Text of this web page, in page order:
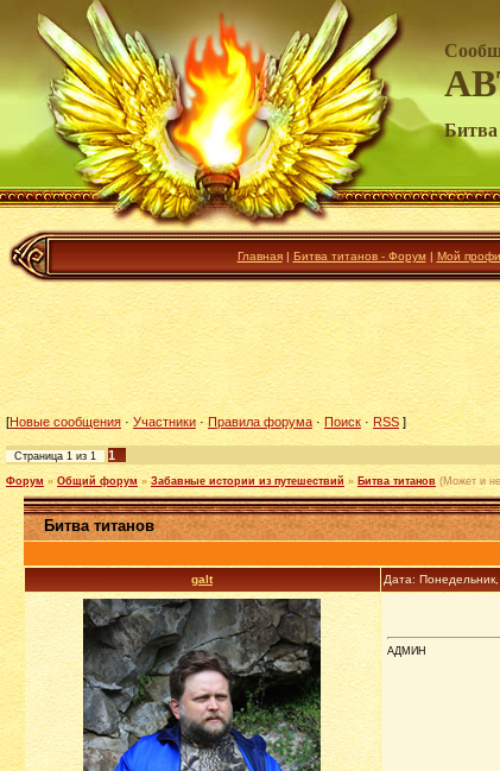
Главная| Битва титанов - Форум| Мой
[Новые сообщения· Участники·Правила форума· Поиск· RSS]
Страница 1 из 1 1
Форум » Общий форум » Забавные истории из путешествий » Битва титанов (Может и
Битва титанов
galt Дата:
АДМИН